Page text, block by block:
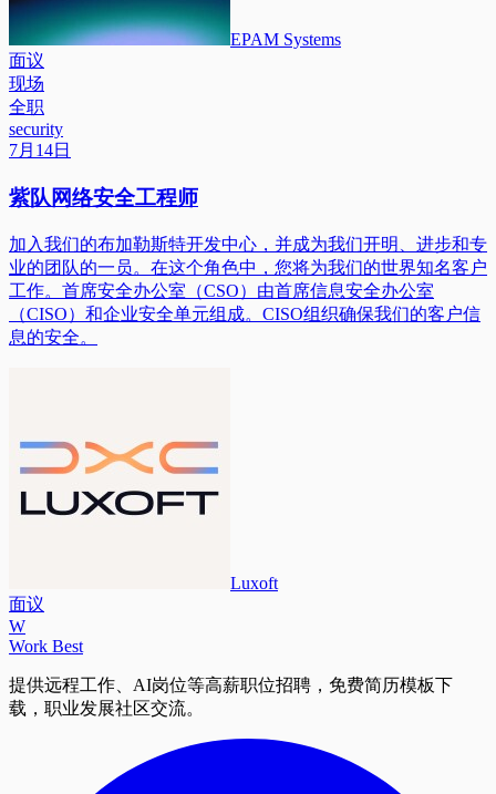
EPAM Systems
面议
现场
全职
security
7月14日
紫队网络安全工程师
加入我们的布加勒斯特开发中心，并成为我们开明、进步和专
业的团队的一员。在这个角色中，您将为我们的世界知名客户
工作。首席安全办公室（CSO）由首席信息安全办公室
（CISO）和企业安全单元组成。CISO组织确保我们的客户信
息的安全。
Luxoft
面议
W
Work Best
提供远程工作、AI岗位等高薪职位招聘，免费简历模板下
载，职业发展社区交流。